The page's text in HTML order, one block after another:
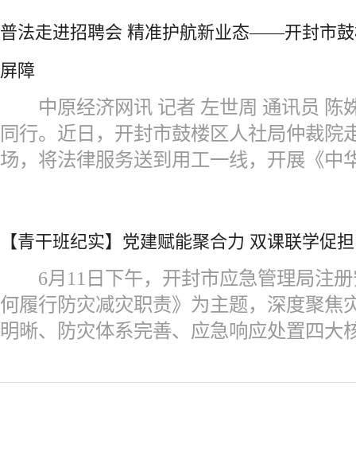
普法走进招聘会 精准护航新业态——开封市
屏障
中原经济网讯 记者 左世周 通讯员
同行。近日，开封市鼓楼区人社局仲裁院
场，将法律服务送到用工一线，开展《中
【青干班纪实】党建赋能聚合力 双课联学促
6月11日下午，开封市应急管理局注册
何履行防灾减灾职责》为主题，深度聚焦
明晰、防灾体系完善、应急响应处置四大